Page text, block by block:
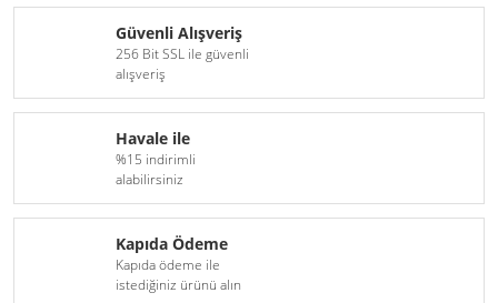
Güvenli Alışveriş
256 Bit SSL ile güvenli
alışveriş
Havale ile
%15 indirimli
alabilirsiniz
Kapıda Ödeme
Kapıda ödeme ile
istediğiniz ürünü alın